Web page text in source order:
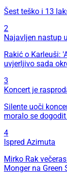
Šest teško i 13
2
Najavljen nastup
Rakić o Karleuši:
uvjerljivo sada
3
Koncert je
Silente uoči
moralo se
4
Ispred Azimuta
Mirko Rak
Monger na Green